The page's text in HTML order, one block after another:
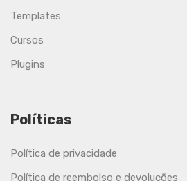
Templates
Cursos
Plugins
Políticas
Política de privacidade
Política de reembolso e devoluções